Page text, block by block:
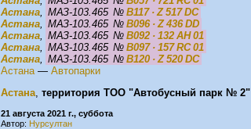
Астана, МАЗ-103.465 № B117 · Z 517 DC
Астана, МАЗ-103.465 № B096 · Z 436 DD
Астана, МАЗ-103.465 № B092 · 132 AH 01
Астана, МАЗ-103.465 № B097 · 157 RC 01
Астана, МАЗ-103.465 № B120 · Z 520 DC
Астана— Автопарки
Астана, территория ТОО "Автобусный парк № 2"
21 августа 2021 г., суббота
Автор: Нурсултан